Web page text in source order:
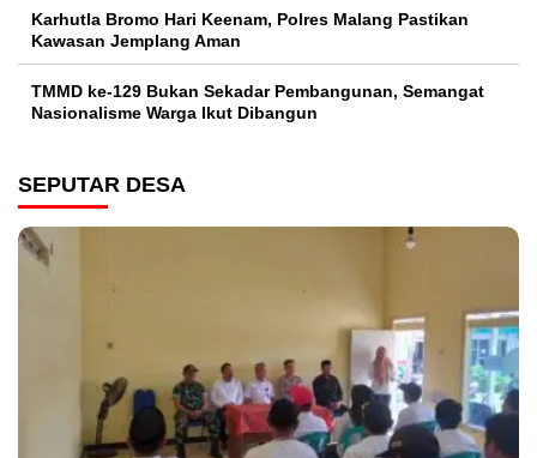
Karhutla Bromo Hari Keenam, Polres Malang Pastikan
Kawasan Jemplang Aman
TMMD ke-129 Bukan Sekadar Pembangunan, Semangat
Nasionalisme Warga Ikut Dibangun
SEPUTAR DESA